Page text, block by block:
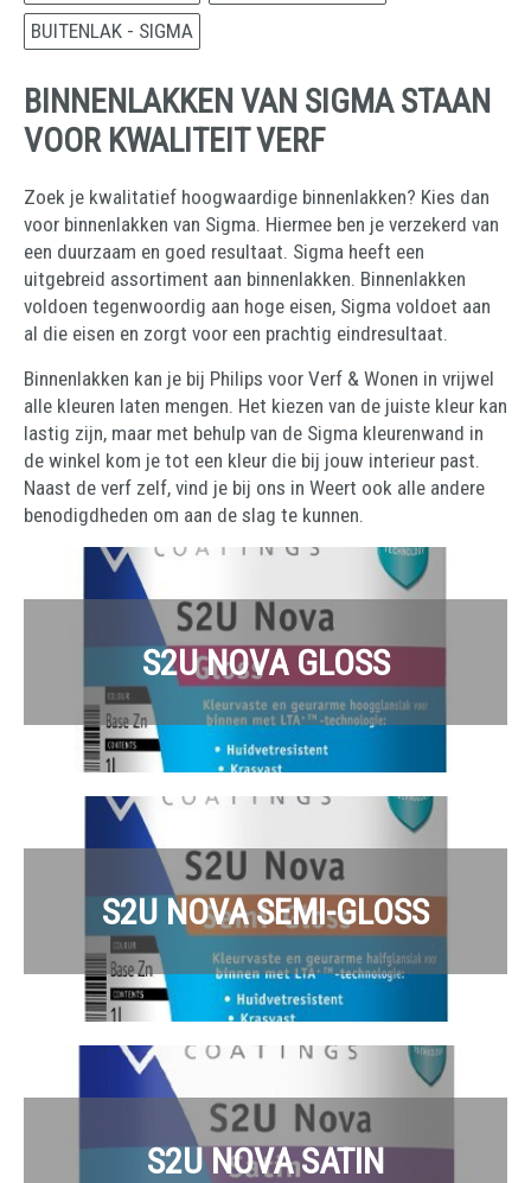
BUITENLAK - SIGMA
BINNENLAKKEN VAN SIGMA STAAN
VOOR KWALITEIT VERF
Zoek je kwalitatief hoogwaardige binnenlakken? Kies dan
voor binnenlakken van Sigma. Hiermee ben je verzekerd van
een duurzaam en goed resultaat. Sigma heeft een
uitgebreid assortiment aan binnenlakken. Binnenlakken
voldoen tegenwoordig aan hoge eisen, Sigma voldoet aan
al die eisen en zorgt voor een prachtig eindresultaat.
Binnenlakken kan je bij Philips voor Verf & Wonen in vrijwel
alle kleuren laten mengen. Het kiezen van de juiste kleur kan
lastig zijn, maar met behulp van de Sigma kleurenwand in
de winkel kom je tot een kleur die bij jouw interieur past.
Naast de verf zelf, vind je bij ons in Weert ook alle andere
benodigdheden om aan de slag te kunnen.
S2U NOVA GLOSS
S2U NOVA SEMI-GLOSS
S2U NOVA SATIN